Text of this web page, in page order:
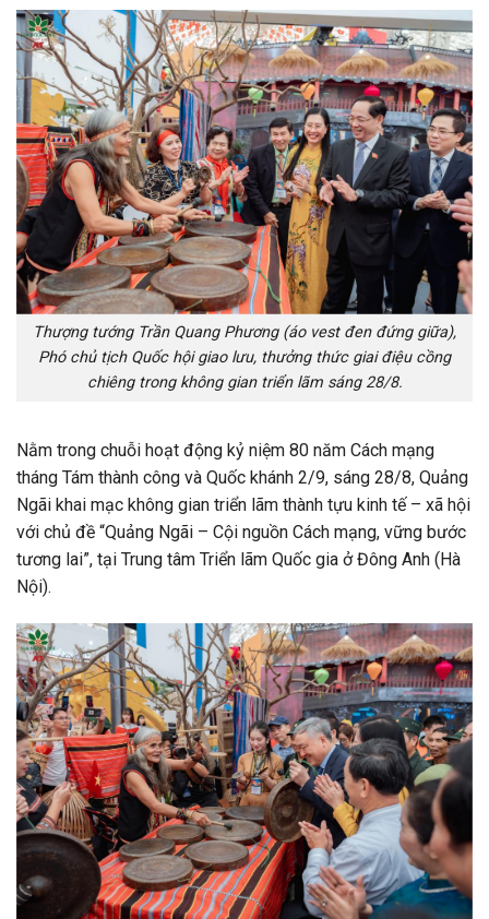
Thượng tướng Trần Quang Phương (áo vest đen đứng giữa),
Phó chủ tịch Quốc hội giao lưu, thưởng thức giai điệu cồng
chiêng trong không gian triển lãm sáng 28/8.
Nằm trong chuỗi hoạt động kỷ niệm 80 năm Cách mạng
tháng Tám thành công và Quốc khánh 2/9, sáng 28/8, Quảng
Ngãi khai mạc không gian triển lãm thành tựu kinh tế – xã hội
với chủ đề “Quảng Ngãi – Cội nguồn Cách mạng, vững bước
tương lai”, tại Trung tâm Triển lãm Quốc gia ở Đông Anh (Hà
Nội).